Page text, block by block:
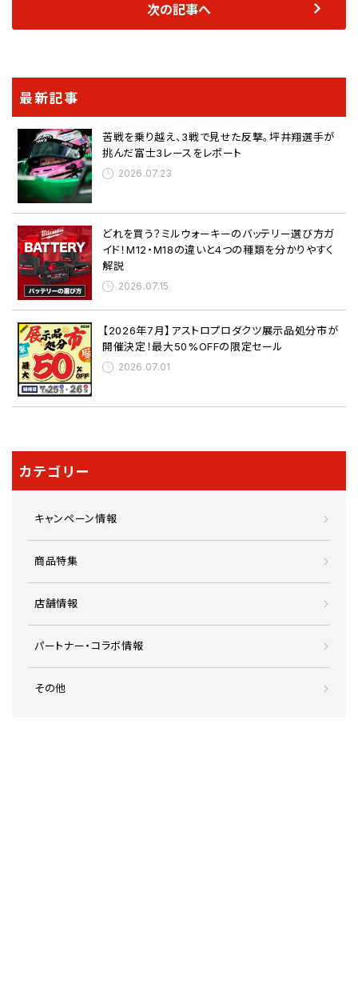
次の記事へ
最新記事
苦戦を乗り越え、3戦で見せた反撃。坪井翔選手が
挑んだ富士3レースをレポート
2026.07.23
どれを買う？ミルウォーキーのバッテリー選び方ガ
イド！M12・M18の違いと4つの種類を分かりやすく
解説
2026.07.15
【2026年7月】アストロプロダクツ展示品処分市が
開催決定！最大50%OFFの限定セール
2026.07.01
カテゴリー
キャンペーン情報
商品特集
店舗情報
パートナー・コラボ情報
その他